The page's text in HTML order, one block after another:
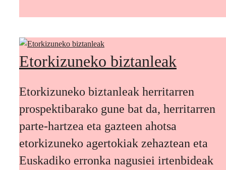
Etorkizuneko biztanleak
Etorkizuneko biztanleak herritarren
prospektibarako gune bat da, herritarren
parte-hartzea eta gazteen ahotsa
etorkizuneko agertokiak zehaztean eta
Euskadiko erronka nagusiei irtenbideak